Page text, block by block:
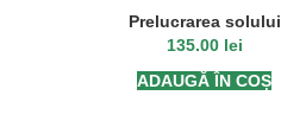
Prelucrarea solului
135.00 lei
ADAUGĂ ÎN COȘ